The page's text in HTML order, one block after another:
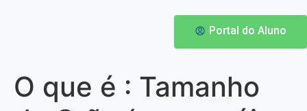
Portal do Aluno
O que é : Tamanho